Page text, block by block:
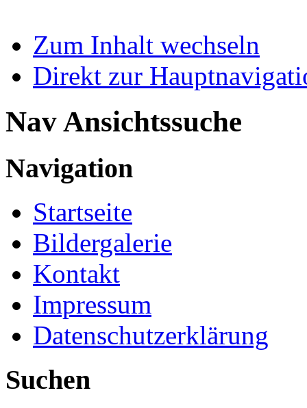
Zum Inhalt wechseln
Direkt zur
Nav Ansichtssuche
Navigation
Startseite
Bildergalerie
Kontakt
Impressum
Datenschutzerklärung
Suchen